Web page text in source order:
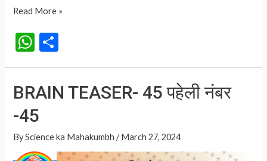
BRAIN
46
-46
Read More »
W
h
at
s
A
p
p
h
ar
e
BRAIN TEASER- 45 पहेली नंबर
-45
ByScience ka Mahakumbh /March 27, 2024